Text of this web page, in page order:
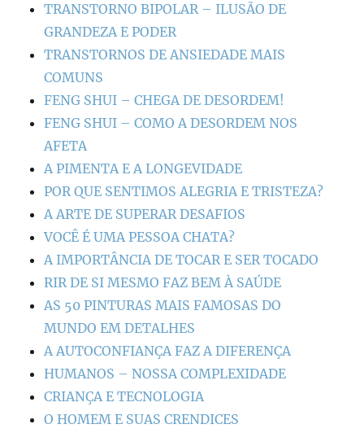
TRANSTORNO BIPOLAR – ILUSÃO DE
GRANDEZA E PODER
TRANSTORNOS DE ANSIEDADE MAIS
COMUNS
FENG SHUI – CHEGA DE DESORDEM!
FENG SHUI – COMO A DESORDEM NOS
AFETA
A PIMENTA E A LONGEVIDADE
POR QUE SENTIMOS ALEGRIA E TRISTEZA?
A ARTE DE SUPERAR DESAFIOS
VOCÊ É UMA PESSOA CHATA?
A IMPORTÂNCIA DE TOCAR E SER TOCADO
RIR DE SI MESMO FAZ BEM À SAÚDE
AS 50 PINTURAS MAIS FAMOSAS DO
MUNDO EM DETALHES
A AUTOCONFIANÇA FAZ A DIFERENÇA
HUMANOS – NOSSA COMPLEXIDADE
CRIANÇA E TECNOLOGIA
O HOMEM E SUAS CRENDICES